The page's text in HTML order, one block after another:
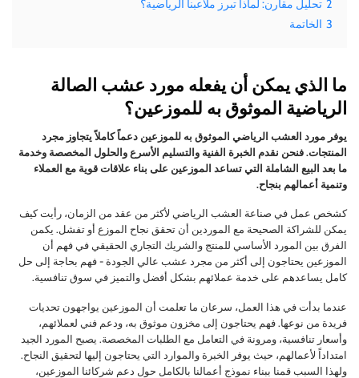
2 تحليل مقارن: لماذا تبرز ملاعبنا الرياضية؟
3 الخاتمة
ما الذي يمكن أن يفعله مورد عشب الصالة
الرياضية الموثوق به للموزعين؟
يوفر مورد العشب الرياضي الموثوق به للموزعين دعماً كاملاً يتجاوز مجرد
المنتجات. فنحن نقدم الخبرة الفنية والتسليم الأسرع والحلول المخصصة وخدمة
ما بعد البيع الشاملة التي تساعد الموزعين على بناء علاقات قوية مع العملاء
وتنمية أعمالهم بنجاح.
كشخص عمل في صناعة العشب الرياضي لأكثر من عقد من الزمان، رأيت كيف
يمكن للشراكة الصحيحة مع الموردين أن تحقق نجاح الموزع أو تفشل. يكمن
الفرق بين المورد الأساسي للمنتج والشريك التجاري الحقيقي في فهم أن
الموزعين يحتاجون إلى أكثر من مجرد عشب عالي الجودة - فهم بحاجة إلى حل
كامل يساعدهم على خدمة عملائهم بشكل أفضل والتميز في سوق تنافسية.
عندما بدأت في هذا العمل، سرعان ما تعلمت أن الموزعين يواجهون تحديات
فريدة من نوعها. فهم يحتاجون إلى مخزون موثوق به، ودعم فني لعملائهم،
وأسعار تنافسية، ومرونة في التعامل مع الطلبات المخصصة. يصبح المورد الجيد
امتداداً لأعمالهم، حيث يوفر الخبرة والموارد التي يحتاجون إليها لتحقيق النجاح.
ولهذا السبب قمنا ببناء نموذج أعمالنا بالكامل حول دعم شركائنا الموزعين،